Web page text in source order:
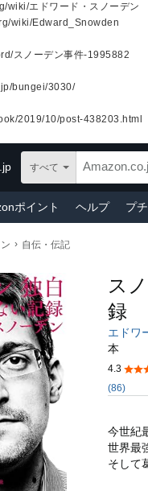
wiki/エドワード・スノーデン
wiki/Edward_Snowden
スノーデン事件-1995882
bungei/3030/
2019/10/post-438203.html